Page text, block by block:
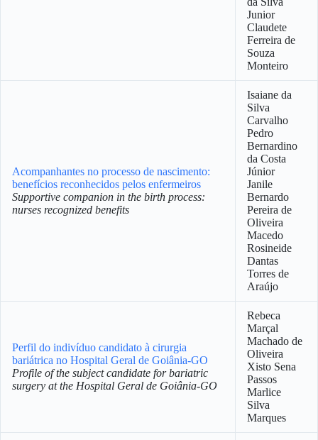
Junior
Claudete
Ferreira de
Souza
Monteiro
Acompanhantes no processo de nascimento:
benefícios reconhecidos pelos enfermeiros
Supportive companion in the birth process:
nurses recognized benefits
Isaiane da
Silva
Carvalho
Pedro
Bernardino
da Costa
Júnior
Janile
Bernardo
Pereira de
Oliveira
Macedo
Rosineide
Dantas
Torres de
Araújo
Perfil do indivíduo candidato à cirurgia
bariátrica no Hospital Geral de Goiânia-GO
Profile of the subject candidate for bariatric
surgery at the Hospital Geral de Goiânia-GO
Rebeca
Marçal
Machado de
Oliveira
Xisto Sena
Passos
Marlice
Silva
Marques